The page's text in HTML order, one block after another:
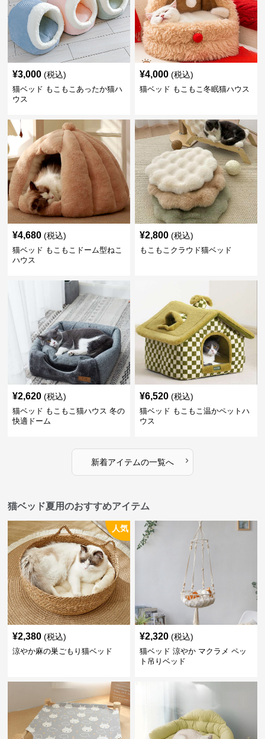
¥3,000 (税込)
猫ベッド もこもこあったか猫ハ
ウス
¥4,000 (税込)
猫ベッド もこもこ冬眠猫ハウス
¥4,680 (税込)
猫ベッド もこもこドーム型ねこ
ハウス
¥2,800 (税込)
もこもこクラウド猫ベッド
¥2,620 (税込)
猫ベッド もこもこ猫ハウス 冬の
快適ドーム
¥6,520 (税込)
猫ベッド もこもこ温かペットハ
ウス
新着アイテムの一覧へ ›
猫ベッド夏用のおすすめアイテム
人気
¥2,380 (税込)
涼やか麻の巣ごもり猫ベッド
¥2,320 (税込)
猫ベッド 涼やか マクラメ ペッ
ト吊りベッド